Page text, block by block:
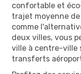
confortable et
trajet moyenne de
comme
deux villes, vous
ville à centre-ville
transferts